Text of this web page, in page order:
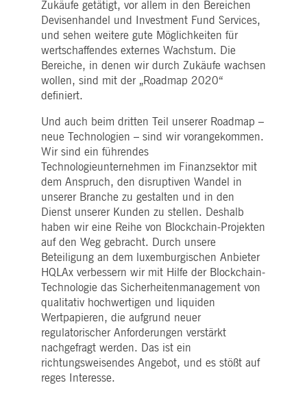
Zukäufe getätigt, vor allem in den Bereichen
Devisenhandel und Investment Fund Services,
und sehen weitere gute Möglichkeiten für
wertschaffendes externes Wachstum. Die
Bereiche, in denen wir durch Zukäufe wachsen
wollen, sind mit der „Roadmap 2020“
definiert.
Und auch beim dritten Teil unserer Roadmap –
neue Technologien – sind wir vorangekommen.
Wir sind ein führendes
Technologieunternehmen im Finanzsektor mit
dem Anspruch, den disruptiven Wandel in
unserer Branche zu gestalten und in den
Dienst unserer Kunden zu stellen. Deshalb
haben wir eine Reihe von Blockchain-Projekten
auf den Weg gebracht. Durch unsere
Beteiligung an dem luxemburgischen Anbieter
HQLAx verbessern wir mit Hilfe der Blockchain-
Technologie das Sicherheitenmanagement von
qualitativ hochwertigen und liquiden
Wertpapieren, die aufgrund neuer
regulatorischer Anforderungen verstärkt
nachgefragt werden. Das ist ein
richtungsweisendes Angebot, und es stößt auf
reges Interesse.